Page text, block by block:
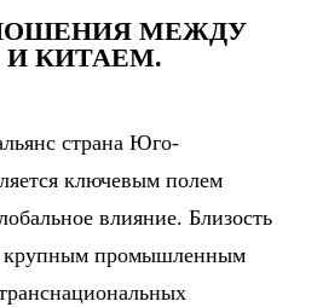
МЕЖДУ
КИТАЕМ.
страна Юго-
ключевым полем
влияние. Близость
крупным промышленным